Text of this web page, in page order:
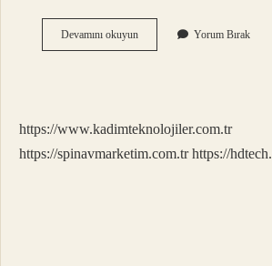
Devamını okuyunKarasu
Kocaali
Yorum Bırak
https://www.kadimteknolojiler.com.tr
https://spinavmarketim.com.tr https://